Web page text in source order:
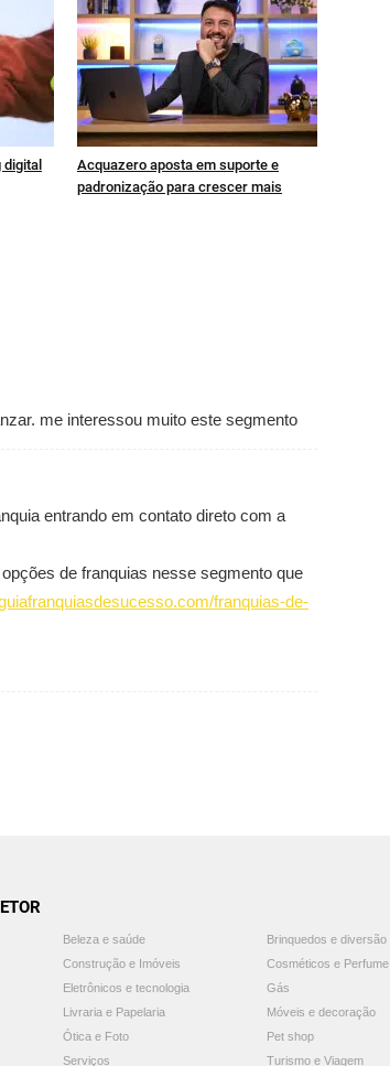
Acquazero aposta em suporte e
padronização para crescer mais
me interessou muito este segmento
entrando em contato direto com a
de franquias nesse segmento que
franquias-de-
Beleza e saúde
Brinquedos e diversão
Construção e Imóveis
Cosméticos e Perfume
Eletrônicos e tecnologia
Gás
Livraria e Papelaria
Móveis e decoração
Ótica e Foto
Pet shop
Serviços Turismo e Viagem